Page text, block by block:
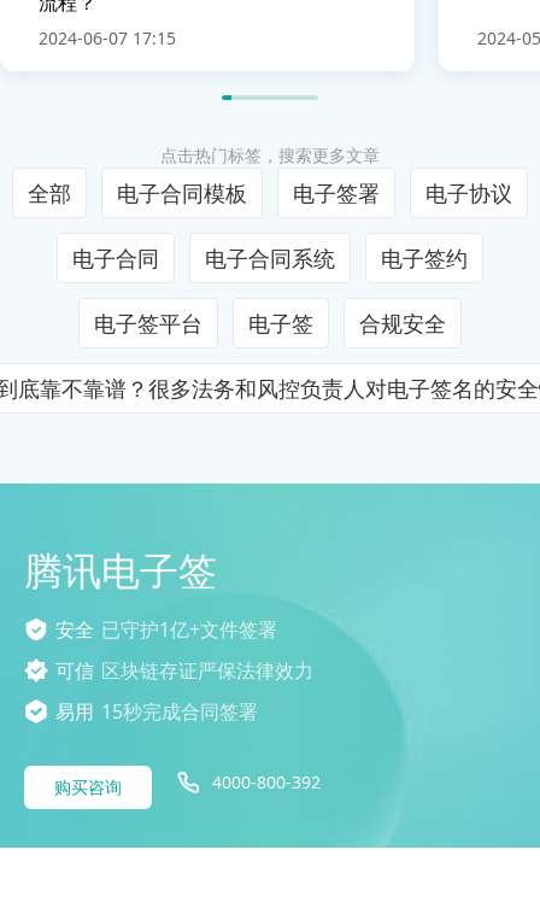
2024-06-07 17:15 2024-
点击热门标签，搜索更多文章
全部 电子合同模板 电子签署 电子协议
电子合同 电子合同系统 电子签约
电子签平台 电子签 合规安全
靠不靠谱？很多法务和风控负责人对电子签名的
腾讯电子签
安全 已守护1亿+文件签署
可信 区块链存证严保法律效力
易用 15秒完成合同签署
购买咨询 4000-800-392